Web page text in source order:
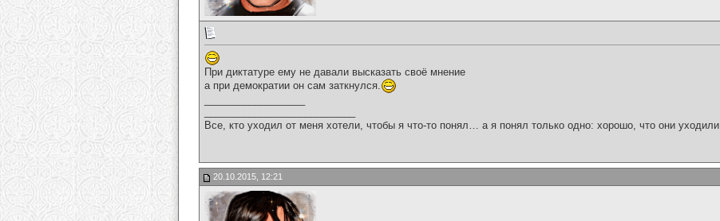
При диктатуре ему не давали высказать своё мнение
а при демократии он сам заткнулся.
Все, кто уходил от меня хотели, чтобы я что-то понял… а я понял только одно: хорошо, что они уходили.
20.10.2015, 12:21